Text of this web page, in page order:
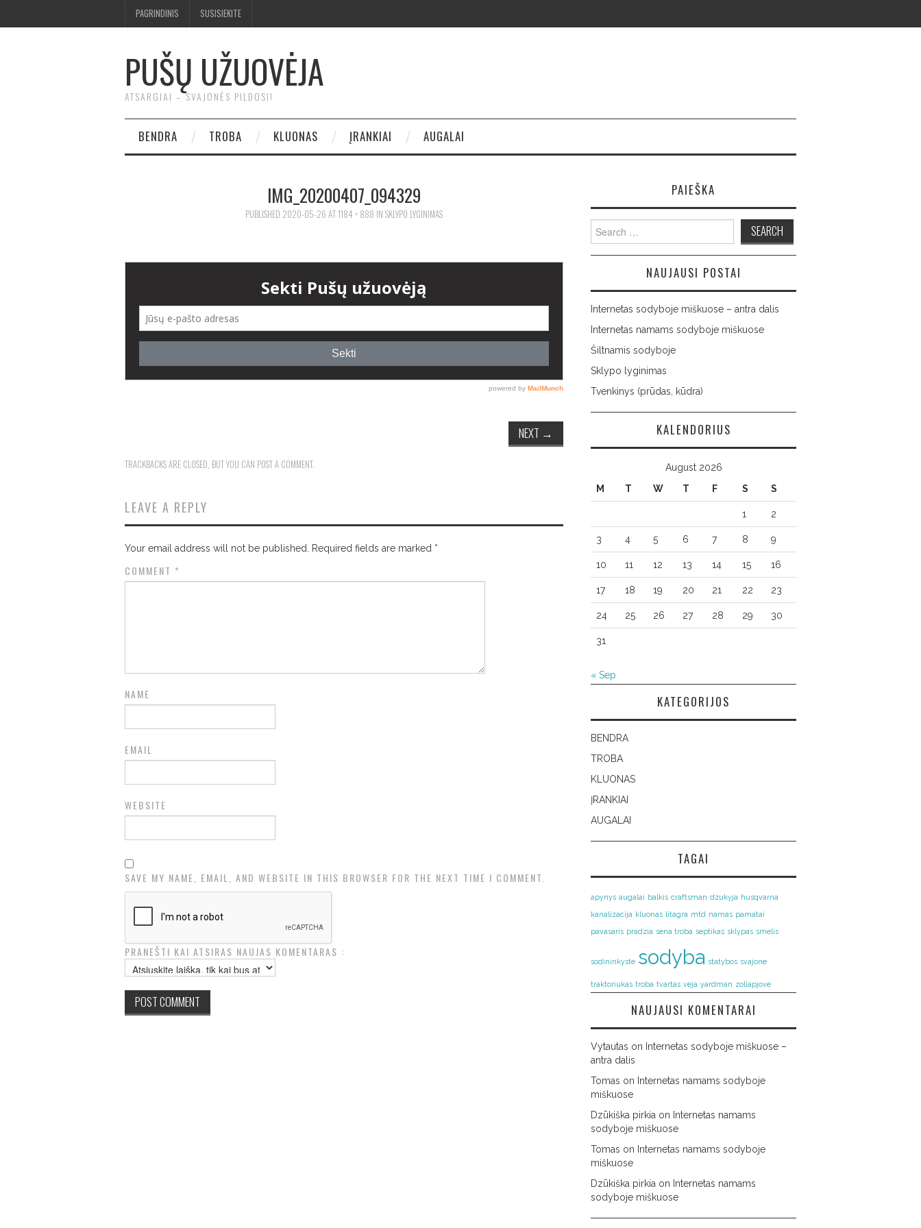
PAGRINDINIS SUSISIEKITE
PUŠŲ UŽUOVĖJA
ATSARGIAI – SVAJONĖS PILDOSI!
BENDRA TROBA KLUONAS ĮRANKIAI AUGALAI
IMG_20200407_094329
PUBLISHED 2020-05-26 AT1184 × 888 IN SKLYPO LYGINIMAS
NEXT →
TRACKBACKS ARE CLOSED, BUT YOU CAN POST A COMMENT.
LEAVE A REPLY
Your email address will not be published. Required fields are marked *
COMMENT *
NAME
EMAIL
WEBSITE
SAVE MY NAME, EMAIL, AND WEBSITE IN THIS BROWSER FOR THE NEXT TIME I COMMENT.
PRANEŠTI KAI ATSIRAS NAUJAS KOMENTARAS :
PAIEŠKA
for:
NAUJAUSI POSTAI
Internetas sodyboje miškuose – antra dalis
Internetas namams sodyboje miškuose
Šiltnamis sodyboje
Sklypo lyginimas
Tvenkinys (prūdas, kūdra)
KALENDORIUS
August 2026
M
T W T F S S
1 2
3 4 5 6 7 8 9
10 11 12 13 14 15 16
17 18 19 20 21 22 23
24 25 26 27 28 29 30
31
« Sep
KATEGORIJOS
BENDRA
TROBA
KLUONAS
ĮRANKIAI
AUGALAI
TAGAI
apynys augalai balkis craftsman dzukyja husqvarna
kanalizacija kluonas litagra mtd namas pamatai
pavasaris pradzia sena troba septikas sklypas smelis
sodininkyste sodyba statybos svajone
traktoriukas troba tvartas veja yardman zoliapjove
NAUJAUSI KOMENTARAI
Vytautas on Internetas sodyboje miškuose –
antra dalis
Tomas on Internetas namams sodyboje
miškuose
Dzūkiška pirkia on Internetas namams
sodyboje miškuose
Tomas on Internetas namams sodyboje
miškuose
Dzūkiška pirkia on Internetas namams
sodyboje miškuose